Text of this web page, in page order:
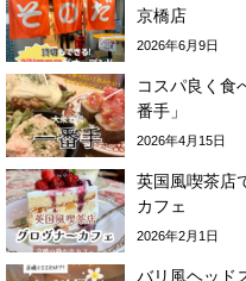
京橋店
2026年6月9日
コスパ良く食
番手」
2026年4月15日
英国風喫茶店
カフェ
2026年2月1日
バリ風ヘッド